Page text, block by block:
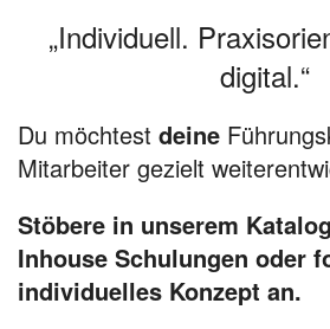
„Individuell.
digital.“
Du möchtest deine
Mitarbeiter gezielt
Stöbere in unserem
Inhouse Schulungen oder
individuelles Konzept an.